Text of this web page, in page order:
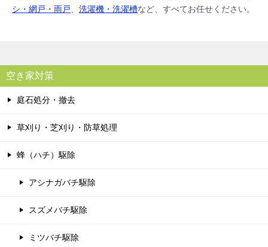
シ・網戸・雨戸、 洗濯機・洗濯槽など、すべてお任せください。
空き家対策
庭石処分・撤去
草刈り・芝刈り・防草処理
蜂（ハチ）駆除
アシナガバチ駆除
スズメバチ駆除
ミツバチ駆除